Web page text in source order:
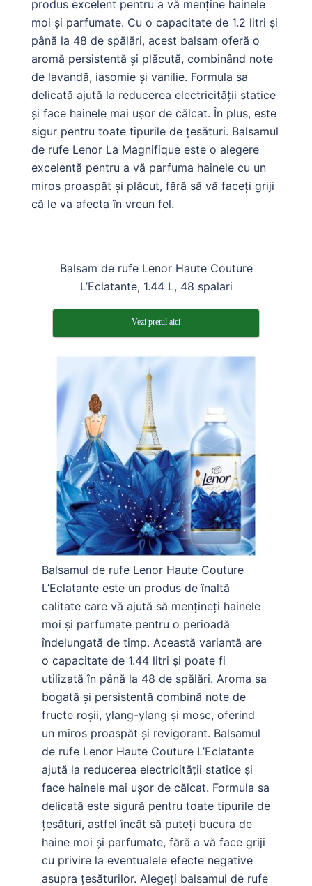
produs excelent pentru a vă menține hainele
moi și parfumate. Cu o capacitate de 1.2 litri și
până la 48 de spălări, acest balsam oferă o
aromă persistentă și plăcută, combinând note
de lavandă, iasomie și vanilie. Formula sa
delicată ajută la reducerea electricității statice
și face hainele mai ușor de călcat. În plus, este
sigur pentru toate tipurile de țesături. Balsamul
de rufe Lenor La Magnifique este o alegere
excelentă pentru a vă parfuma hainele cu un
miros proaspăt și plăcut, fără să vă faceți griji
că le va afecta în vreun fel.
Balsam de rufe Lenor Haute Couture
L’Eclatante, 1.44 L, 48 spalari
Vezi pretul aici
Balsamul de rufe Lenor Haute Couture
L’Eclatante este un produs de înaltă
calitate care vă ajută să mențineți hainele
moi și parfumate pentru o perioadă
îndelungată de timp. Această variantă are
o capacitate de 1.44 litri și poate fi
utilizată în până la 48 de spălări. Aroma sa
bogată și persistentă combină note de
fructe roșii, ylang-ylang și mosc, oferind
un miros proaspăt și revigorant. Balsamul
de rufe Lenor Haute Couture L’Eclatante
ajută la reducerea electricității statice și
face hainele mai ușor de călcat. Formula sa
delicată este sigură pentru toate tipurile de
țesături, astfel încât să puteți bucura de
haine moi și parfumate, fără a vă face griji
cu privire la eventualele efecte negative
asupra țesăturilor. Alegeți balsamul de rufe